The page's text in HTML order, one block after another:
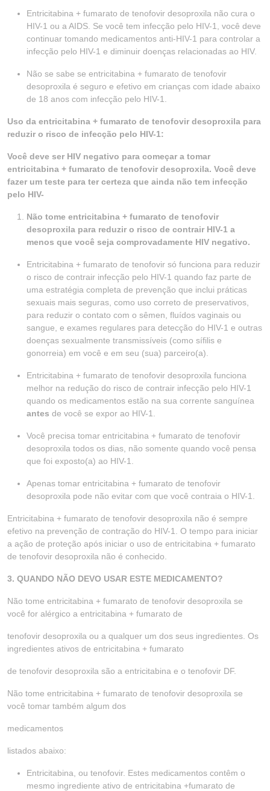
Entricitabina + fumarato de tenofovir desoproxila não cura o
HIV-1 ou a AIDS. Se você tem infecção pelo HIV-1, você deve
continuar tomando medicamentos anti-HIV-1 para controlar a
infecção pelo HIV-1 e diminuir doenças relacionadas ao HIV.
Não se sabe se entricitabina + fumarato de tenofovir
desoproxila é seguro e efetivo em crianças com idade abaixo
de 18 anos com infecção pelo HIV-1.
Uso da entricitabina + fumarato de tenofovir desoproxila para
reduzir o risco de infecção pelo HIV-1:
Você deve ser HIV negativo para começar a tomar
entricitabina + fumarato de tenofovir desoproxila. Você deve
fazer um teste para ter certeza que ainda não tem infecção
pelo HIV-
Não tome entricitabina + fumarato de tenofovir
desoproxila para reduzir o risco de contrair HIV-1 a
menos que você seja comprovadamente HIV negativo.
Entricitabina + fumarato de tenofovir só funciona para reduzir
o risco de contrair infecção pelo HIV-1 quando faz parte de
uma estratégia completa de prevenção que inclui práticas
sexuais mais seguras, como uso correto de preservativos,
para reduzir o contato com o sêmen, fluídos vaginais ou
sangue, e exames regulares para detecção do HIV-1 e outras
doenças sexualmente transmissíveis (como sífilis e
gonorreia) em você e em seu (sua) parceiro(a).
Entricitabina + fumarato de tenofovir desoproxila funciona
melhor na redução do risco de contrair infecção pelo HIV-1
quando os medicamentos estão na sua corrente sanguínea
antes de você se expor ao HIV-1.
Você precisa tomar entricitabina + fumarato de tenofovir
desoproxila todos os dias, não somente quando você pensa
que foi exposto(a) ao HIV-1.
Apenas tomar entricitabina + fumarato de tenofovir
desoproxila pode não evitar com que você contraia o HIV-1.
Entricitabina + fumarato de tenofovir desoproxila não é sempre
efetivo na prevenção de contração do HIV-1. O tempo para iniciar
a ação de proteção após iniciar o uso de entricitabina + fumarato
de tenofovir desoproxila não é conhecido.
3. QUANDO NÃO DEVO USAR ESTE MEDICAMENTO?
Não tome entricitabina + fumarato de tenofovir desoproxila se
você for alérgico a entricitabina + fumarato de
tenofovir desoproxila ou a qualquer um dos seus ingredientes. Os
ingredientes ativos de entricitabina + fumarato
de tenofovir desoproxila são a entricitabina e o tenofovir DF.
Não tome entricitabina + fumarato de tenofovir desoproxila se
você tomar também algum dos
medicamentos
listados abaixo:
Entricitabina, ou tenofovir. Estes medicamentos contêm o
mesmo ingrediente ativo de entricitabina +fumarato de